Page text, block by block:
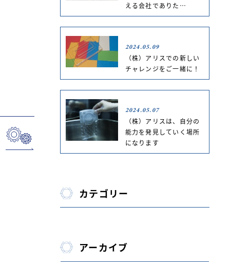
える会社でありた…
2024.05.09
（株）アリスでの新しい
チャレンジをご一緒に！
2024.05.07
（株）アリスは、自分の
能力を発見していく場所
になります
カテゴリー
アーカイブ